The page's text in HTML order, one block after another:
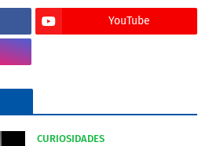
YouTube
CURIOSIDADES